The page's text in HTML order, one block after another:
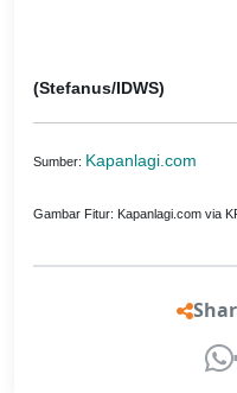
(Stefanus/IDWS)
Sumber: Kapanlagi.com
Gambar Fitur: Kapanlagi.com via